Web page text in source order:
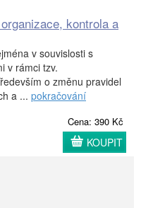
kontrola a
v souvislosti s
v rámci tzv.
o změnu pravidel
a ... pokračování
Cena: 390 Kč
KOUPIT